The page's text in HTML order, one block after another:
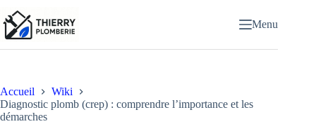
au
contenu
Menu
Accueil
Wiki
Diagnostic plomb (crep) : comprendre l’importance et les
démarches